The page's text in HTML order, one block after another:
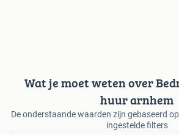
Wat je moet weten over
huur arnhem
De onderstaande waarden zijn gebaseerd
ingestelde filters